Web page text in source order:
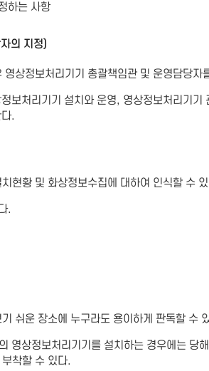
하는 사항
의 지정)
상정보처리기기 총괄책임관 및 운영담당자
보처리기기 설치와 운영, 영상정보처리기기
.
현황 및 화상정보수집에 대하여 인식할 수
.
쉬운 장소에 누구라도 용이하게 판독할 수
영상정보처리기기를 설치하는 경우에는 당
착할 수 있다.